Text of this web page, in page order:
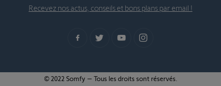
Recevez nos actus, conseils et bons plans par email !
© 2022 Somfy – Tous les droits sont réservés.